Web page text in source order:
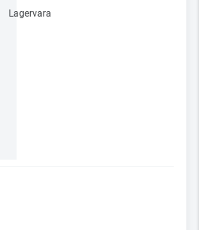
Lagervara